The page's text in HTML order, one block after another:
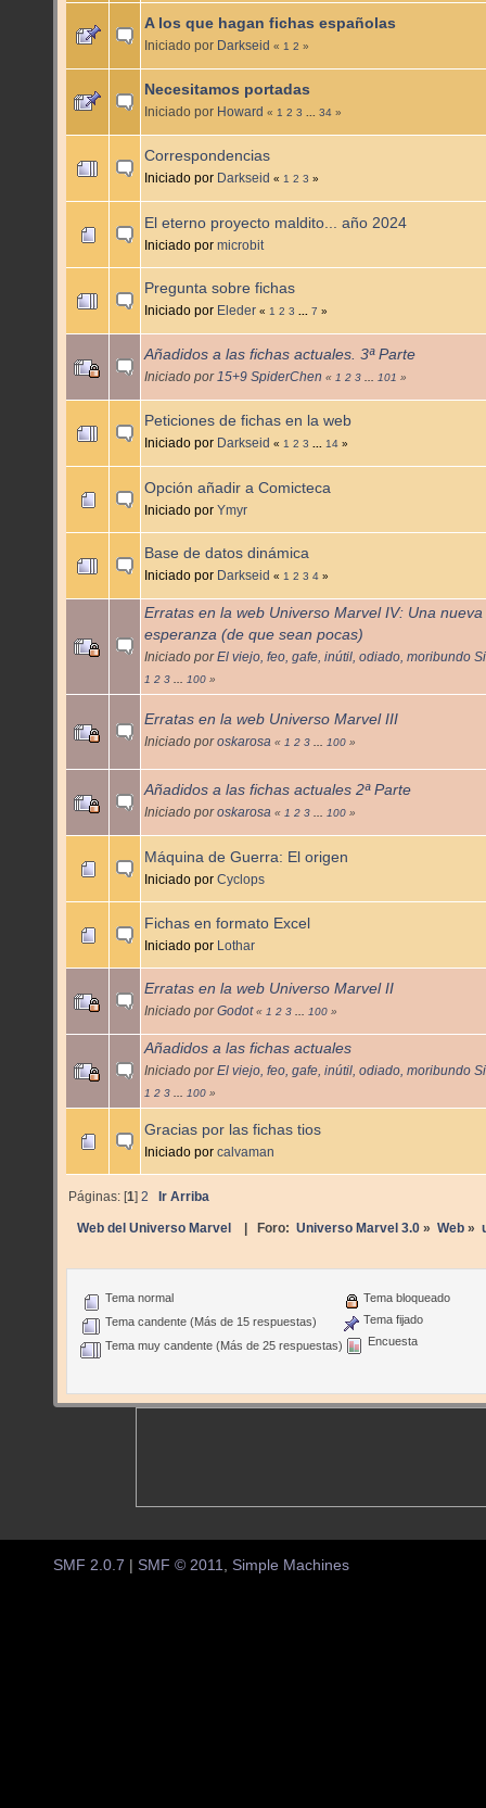
A los que hagan fichas españolas
Iniciado por Darkseid « 1 2 »
Necesitamos portadas
Iniciado por Howard « 1 2 3 ... 34 »
Correspondencias
Iniciado por Darkseid « 1 2 3 »
El eterno proyecto maldito... año 2024
Iniciado por microbit
Pregunta sobre fichas
Iniciado por Eleder « 1 2 3 ... 7 »
Añadidos a las fichas actuales. 3ª Parte
Iniciado por 15+9 SpiderChen « 1 2 3 ... 101 »
Peticiones de fichas en la web
Iniciado por Darkseid « 1 2 3 ... 14 »
Opción añadir a Comicteca
Iniciado por Ymyr
Base de datos dinámica
Iniciado por Darkseid « 1 2 3 4 »
Erratas en la web Universo Marvel IV: Una nueva
esperanza (de que sean pocas)
Iniciado porEl viejo, feo, gafe, inútil, odiado, moribundo
1 2 3 ... 100 »
Erratas en la web Universo Marvel III
Iniciado poroskarosa « 1 2 3 ... 100 »
Añadidos a las fichas actuales 2ª Parte
Iniciado poroskarosa « 1 2 3 ... 100 »
Máquina de Guerra: El origen
Iniciado por Cyclops
Fichas en formato Excel
Iniciado por Lothar
Erratas en la web Universo Marvel II
Iniciado porGodot « 1 2 3 ... 100 »
Añadidos a las fichas actuales
Iniciado porEl viejo, feo, gafe, inútil, odiado, moribundo
1 2 3 ... 100 »
Gracias por las fichas tios
Iniciado por calvaman
Páginas: [1]2 Ir Arriba
Web del Universo Marvel | Foro: Universo Marvel 3.0» Web»
Tema normal
Tema candente (Más de 15 respuestas)
Tema muy candente (Más de 25 respuestas)
Tema bloqueado
Tema fijado
Encuesta
SMF 2.0.7 | SMF © 2011 Simple Machines